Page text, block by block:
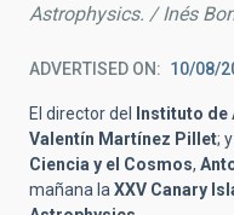
Astrophysics. / Inés
ADVERTISED ON 10/08/
El director del Instituto de
Valentín Martínez Pillet;
Ciencia y el Cosmos,
mañana la XXV Canary